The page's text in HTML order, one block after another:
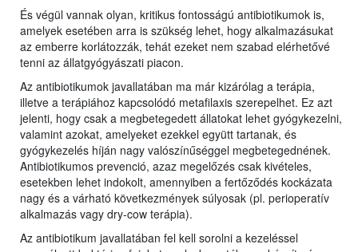
És végül vannak olyan, kritikus fontosságú antibiotikumok is,
amelyek esetében arra is szükség lehet, hogy alkalmazásukat
az emberre korlátozzák, tehát ezeket nem szabad elérhetővé
tenni az állatgyógyászati piacon.
Az antibiotikumok javallatában ma már kizárólag a terápia,
illetve a terápiához kapcsolódó metafilaxis szerepelhet. Ez azt
jelenti, hogy csak a megbetegedett állatokat lehet gyógykezelni,
valamint azokat, amelyeket ezekkel együtt tartanak, és
gyógykezelés híján nagy valószínűséggel megbetegednének.
Antibiotikumos prevenció, azaz megelőzés csak kivételes,
esetekben lehet indokolt, amennyiben a fertőződés kockázata
nagy és a várható következmények súlyosak (pl. perioperatív
alkalmazás vagy dry-cow terápia).
Az antibiotikum javallatában fel kell sorolni a kezeléssel